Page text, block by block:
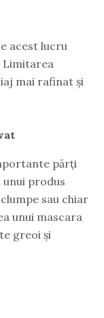
acest lucru
Limitarea
mai rafinat și
părți
produs
sau chiar
unui mascara
greoi și